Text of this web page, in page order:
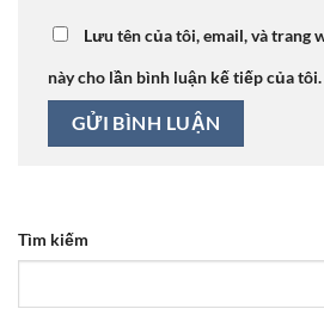
Lưu tên của tôi, email, và trang
này cho lần bình luận kế tiếp của tôi.
Tìm kiếm